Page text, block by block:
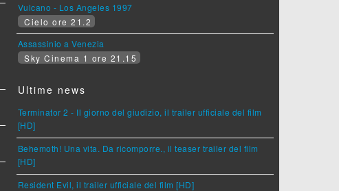
Vulcano - Los Angeles 1997
Cielo ore 21.2
Assassinio a Venezia
Sky Cinema 1 ore 21.15
Ultime news
Terminator 2 - Il giorno del giudizio, il trailer ufficiale del film
[HD]
Behemoth! Una vita. Da ricomporre., il teaser trailer del film
[HD]
Resident Evil, il trailer ufficiale del film [HD]